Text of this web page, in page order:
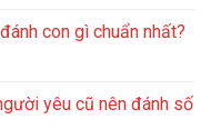
con gì chuẩn nhất?
yêu cũ nên đánh số